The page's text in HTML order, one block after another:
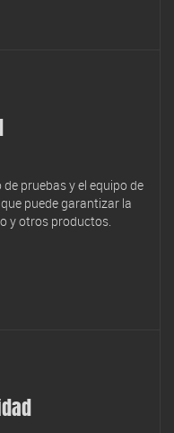
pruebas y el equipo de
puede garantizar la
y otros productos.